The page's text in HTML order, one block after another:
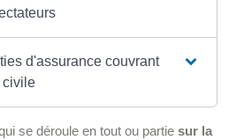
d'assurance couvrant
civile
se déroule en tout ou partie sur la